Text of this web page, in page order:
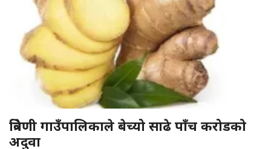
त्रिवेणी गाउँपालिकाले बेच्यो साढे पाँच करोडको
अदुवा